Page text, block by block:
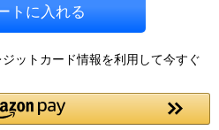
トに入れる
ットカード情報を利用して今すぐ